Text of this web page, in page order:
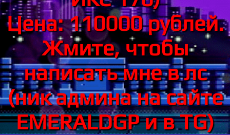
Цена: 110000 рублей.
Жмите, чтобы
написать мне в лс
(ник админа на сайте
EMERALDGP и в TG)